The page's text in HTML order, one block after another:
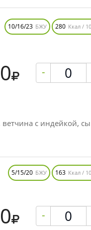
10/16/23 БЖУ 280 Ккал /
-
ветчина с индейкой,
5/15/20 БЖУ 163 Ккал /
-